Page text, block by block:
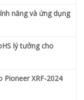
năng và ứng dụng
lý tưởng cho
Pioneer XRF-2024